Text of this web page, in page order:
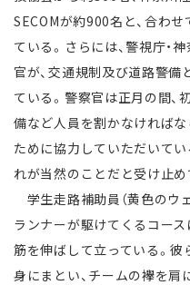
SECOMが約900名と、合わ
ている。さらには、警視庁・
官が、交通規制及び道路警
ている。警察官は正月の間
備など人員を割かなければ
ために協力していただいて
れが当然のことだと受け止め
学生走路補助員（黄色のウ
ランナーが駆けてくるコー
筋を伸ばして立っている。
身にまとい、チームの襷を